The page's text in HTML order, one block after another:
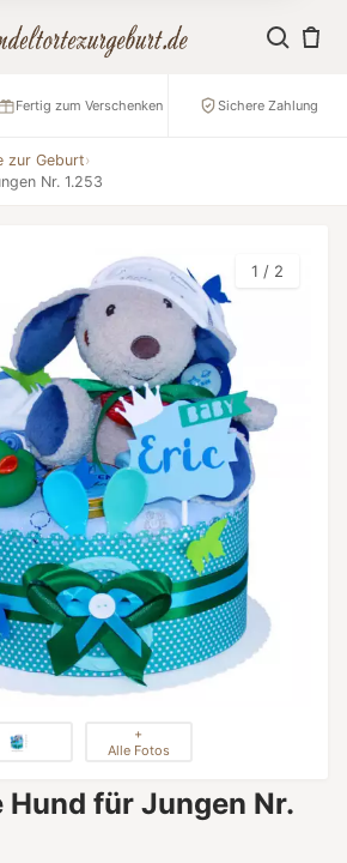
Fertig zum Verschenken Sichere Zahlung
zur Geburt›
Nr. 1.253
1 / 2
+
Alle Fotos
für Jungen Nr.